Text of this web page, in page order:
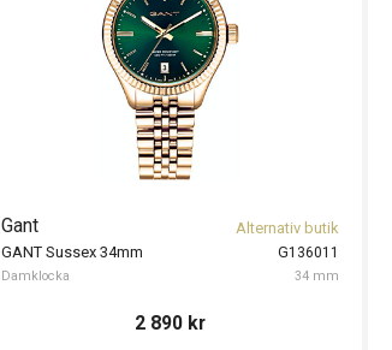
G136011
Gant
Damklocka 34 mm
GANT Sussex 34mm
Alternativ butik
2 890 kr